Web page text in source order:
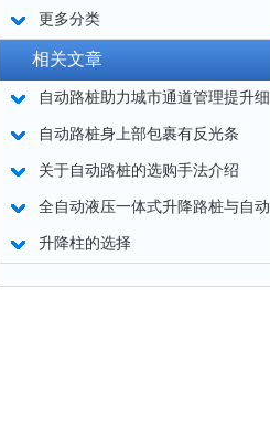
更多分类
相关文章
自动路桩助力城市通道管理提升细
节
自动路桩身上部包裹有反光条
关于自动路桩的选购手法介绍
全自动液压一体式升降路桩与自动
路桩的区别
升降柱的选择